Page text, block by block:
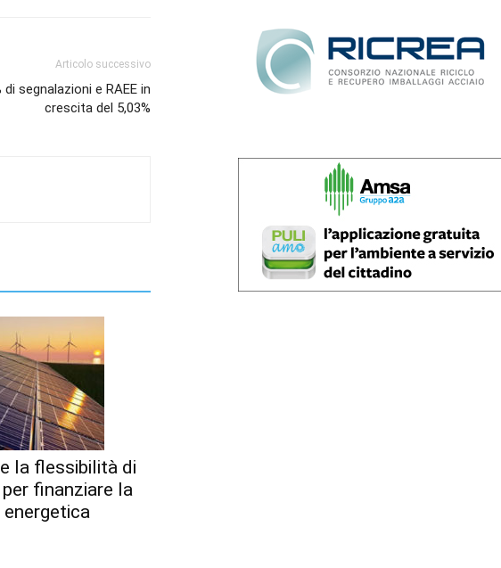
Articolo successivo
segnalazioni e RAEE in
crescita del 5,03%
la flessibilità di
finanziare la